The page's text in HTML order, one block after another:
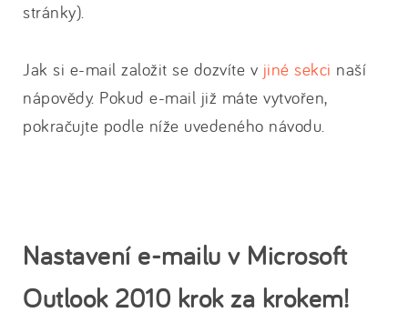
stránky).
Jak si e-mail založit se dozvíte v jiné sekci naší
nápovědy. Pokud e-mail již máte vytvořen,
pokračujte podle níže uvedeného návodu.
Nastavení e-mailu v Microsoft
Outlook 2010 krok za krokem!